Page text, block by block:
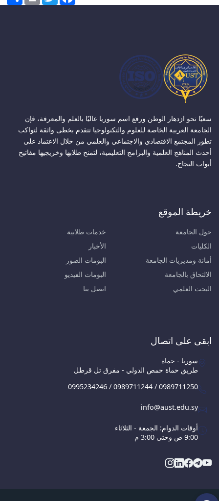
سعيًا نحو ازدهار الوطن ورفع اسم سوريا عاليًا بالعلم والمعرفة، فإن
الجامعة العربية الخاصة للعلوم والتكنولوجيا تتقدم بخطى واثقة لتواكب
تطور المجتمع الاقتصادي والاجتماعي والعلمي من خلال الاعتماد على
أحدث المناهج العلمية والبرامج التعليمية، لتمنح طلابها وخريجيها مفاتيح
أبواب النجاح.
خريطة الموقع
حول الجامعة
الكليات
أمانة ومديريات الجامعة
الالتحاق بالجامعة
البحث العلمي
خدمات طلابية
الأخبار
البومات الصور
البومات الفيديو
اتصل بنا
ابقى على اتصال
سوريا - حماة
طريق حماة حمص الدولي - مفرق تل قرطل
0995234246 / 0989711244 / 0989711250
info@aust.edu.sy
أوقات الدوام: الجمعة - الثلاثاء
9:00 ص وحتى 3:00 م